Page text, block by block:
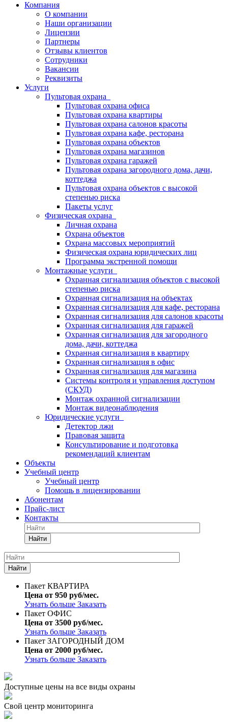
Компания
О компании
Наши организации
Лицензии
Партнеры
Отзывы клиентов
Сотрудники
Вакансии
Реквизиты
Услуги
Пультовая охрана
Пультовая охрана офиса
Пультовая охрана квартиры
Пультовая охрана салонов красоты
Пультовая охрана кафе, ресторана
Пультовая охрана объектов
Пультовая охрана магазинов
Пультовая охрана гаражей
Пультовая охрана загородного дома, дачи,
коттеджа
Пультовая охрана объектов с высокой
степенью риска
Пакеты услуг
Физическая охрана
Личная охрана
Охрана объектов
Охрана массовых мероприятий
Физическая охрана юридических лиц
Программа экстренной помощи
Монтажные услуги
Охранная сигнализация объектов с высокой
степенью риска
Охранная сигнализация на объектах
Охранная сигнализация для кафе, ресторана
Охранная сигнализация для салонов красоты
Охранная сигнализация для гаражей
Охранная сигнализация для загородного
дома, дачи, коттеджа
Охранная сигнализация в квартиру
Охранная сигнализация в офис
Охранная сигнализация для магазина
Системы контроля и управления доступом
(СКУД)
Монтаж охранной сигнализации
Монтаж видеонаблюдения
Юридические услуги
Детектор лжи
Правовая защита
Консультирование и подготовка
рекомендаций клиентам
Объекты
Учебный центр
Учебный центр
Помощь в лицензировании
Абонентам
Прайс-лист
Контакты
Найти
Найти
Пакет КВАРТИРА
Цена от 950 руб/мес.
Узнать больше Заказать
Пакет ОФИС
Цена от 3500 руб/мес.
Узнать больше Заказать
Пакет ЗАГОРОДНЫЙ ДОМ
Цена от 2000 руб/мес.
Узнать больше Заказать
Доступные цены на все виды охраны
Свой центр мониторинга